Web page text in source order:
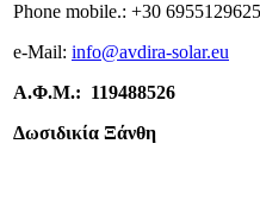
Phone mobile.: +30 6955129625
e-Mail: info@avdira-solar.eu
Α.Φ.Μ.: 119488526
Δωσιδικία Ξάνθη